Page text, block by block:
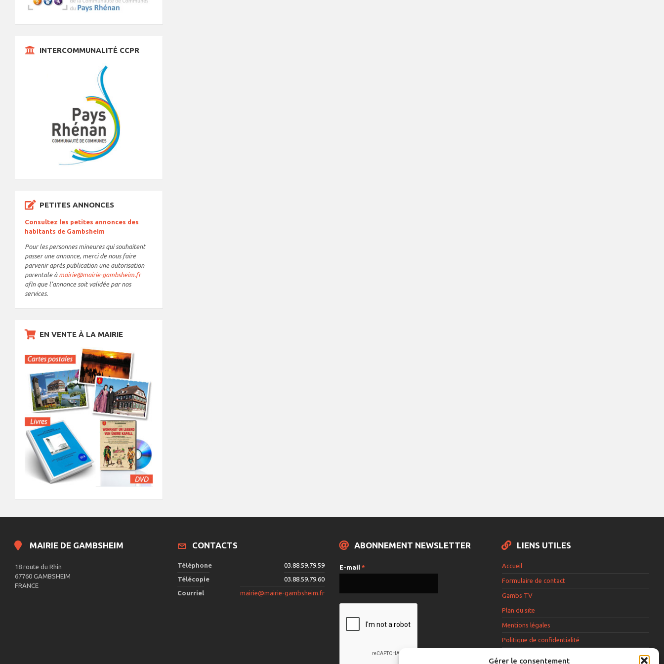
Gérer le consentement
INTERCOMMUNALITÉ CCPR
PETITES ANNONCES
Consultez les petites annonces des
habitants de Gambsheim
Pour les personnes mineures qui souhaitent
passer une annonce, merci de nous faire
parvenir après publication une autorisation
parentale à mairie@mairie-gambsheim.fr
afin que l’annonce soit validée par nos
services.
EN VENTE À LA MAIRIE
MAIRIE DE GAMBSHEIM
18 route du Rhin
67760 GAMBSHEIM
FRANCE
CONTACTS
Téléphone
03.88.59.79.59
Télécopie
03.88.59.79.60
Courriel
mairie@mairie-gambsheim.fr
ABONNEMENT NEWSLETTER
E-mail *
LIENS UTILES
Accueil
Formulaire de contact
Gambs TV
Plan du site
Mentions légales
Politique de confidentialité